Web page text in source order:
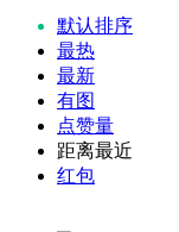
默认排序
最热
最新
有图
点赞量
距离最近
红包